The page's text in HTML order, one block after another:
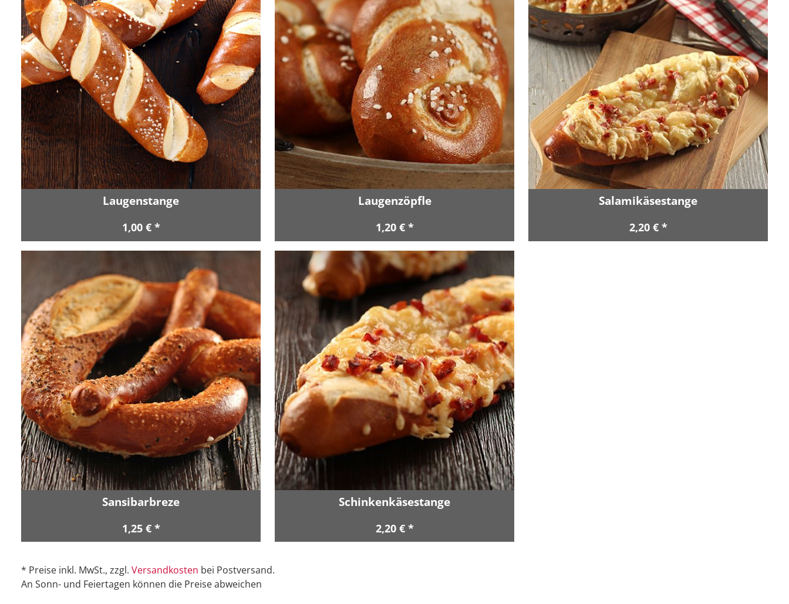
Laugenstange
1,00 € *
Laugenzöpfle
1,20 € *
Salamikäsestange
2,20 € *
Sansibarbreze
1,25 € *
Schinkenkäsestange
2,20 € *
* Preise inkl. MwSt., zzgl. Versandkosten bei Postversand.
An Sonn- und Feiertagen können die Preise abweichen